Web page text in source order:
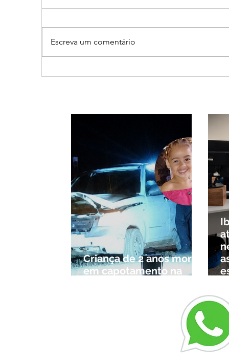
após briga durante luau no
Escreva um comentário
Criança de 2 anos morre
em capotamento na